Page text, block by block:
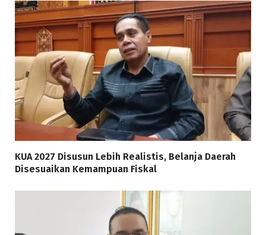
KUA 2027 Disusun Lebih Realistis, Belanja Daerah
Disesuaikan Kemampuan Fiskal